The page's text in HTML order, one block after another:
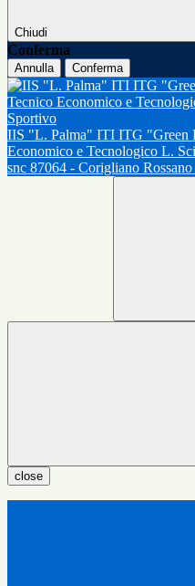
Chiudi
Conferma
Annulla Conferma
IIS "L. Palma" ITI ITG "Green
Economico e Tecnologico L.
snc 87064 - Corigliano
close